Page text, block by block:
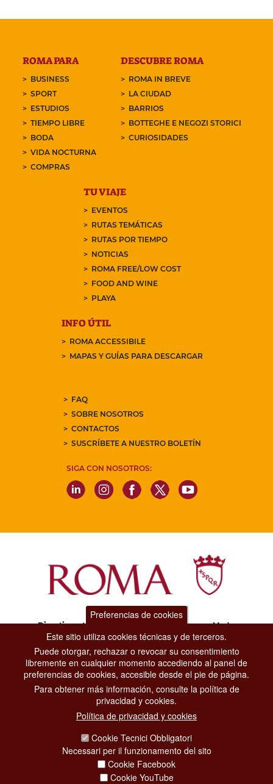
ROMA PARA
BUSINESS
SPORT
ESTUDIOS
TIEMPO LIBRE
BODA
VIDA NOCTURNA
COMPRAS
DESCUBRE ROMA
ROMA IN BREVE
LA CIUDAD
BARRIOS
BOTTEGHE E NEGOZI STORICI
CURIOSIDADES
TU VIAJE
EVENTOS
RUTAS TEMÁTICAS
RUTAS POR TIEMPO
NOTICIAS
ROMA FREE/LOW COST
FOOD AND WINE
PLAYA
INFO ÚTIL
ROMA ACCESSIBILE
MAPAS Y GUÍAS PARA DESCARGAR
FAQ
SOBRE NOSOTROS
CONTACTOS
SUSCRÍBETE A NUESTRO BOLETÍN
SIGA CON NOSOTROS:
Dipartimento Grandi Eventi, Sport, Turismo e Moda.
Via di San Basilio, 51
00187 Roma
CONTACT CENTER TEL. 06 06 08
CONTATTA LA REDAZIONE
PRIVACY
SOCIAL MEDIA POLICY
Preferencias de cookies
Este sitio utiliza cookies técnicas y de terceros.
Puede otorgar, rechazar o revocar su consentimiento
libremente en cualquier momento accediendo al panel de
preferencias de cookies, accesible desde el pie de página.
Para obtener más información, consulte la política de
privacidad y cookies.
Política de privacidad y cookies
Cookie Tecnici Obbligatori
Necessari per il funzionamento del sito
Cookie Facebook
Cookie YouTube